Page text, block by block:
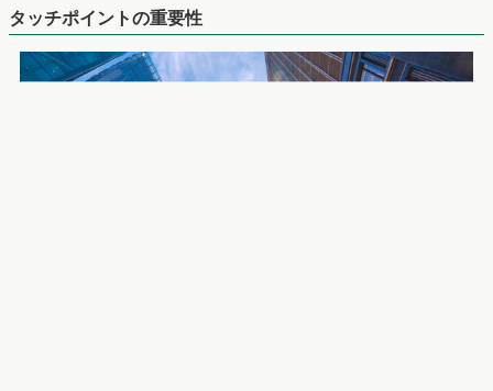
タッチポイントの重要性